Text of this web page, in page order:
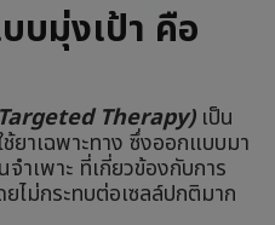
บมุ่งเป้า คือ
Therapy)เป็น
ยาเฉพาะทาง ซึ่งออกแบบมา
ำเพาะ ที่เกี่ยวข้องกับการ
ยไม่กระทบต่อเซลล์ปกติมาก